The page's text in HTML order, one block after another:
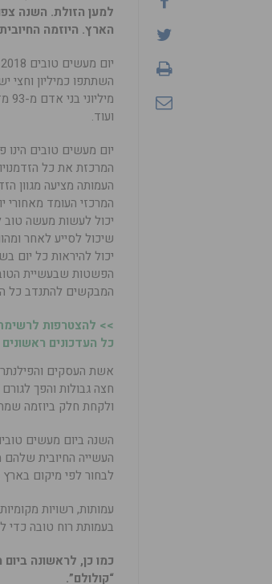
הארץ. היוזמה החיובית,
ועוד.
יום מעשים טובים
המרכזת את כל
העמותה מציעה מגוון
המרכזי העומד
יכול לעשות מעשה טוב
שיכול לסייע לאחר
יכול להיראות כל יום
הפשטות שבעשיית
המבקשים להתנדב כל
>> להצטרפות
כל העדכונים
חצה גבולות והפך
ולקחת חלק ביוזמה
השנה ביום מעשים
העשייה החיובית
לבחור לפי מיקום
עמותות, רשויות
בעמותת רוח טובה כדי
כמו כן, לראשונה
“קולולם”.